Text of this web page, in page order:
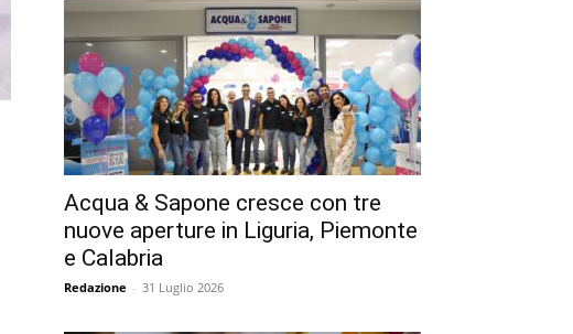
Acqua & Sapone cresce con tre
nuove aperture in Liguria, Piemonte
e Calabria
Redazione - 31 Luglio 2026